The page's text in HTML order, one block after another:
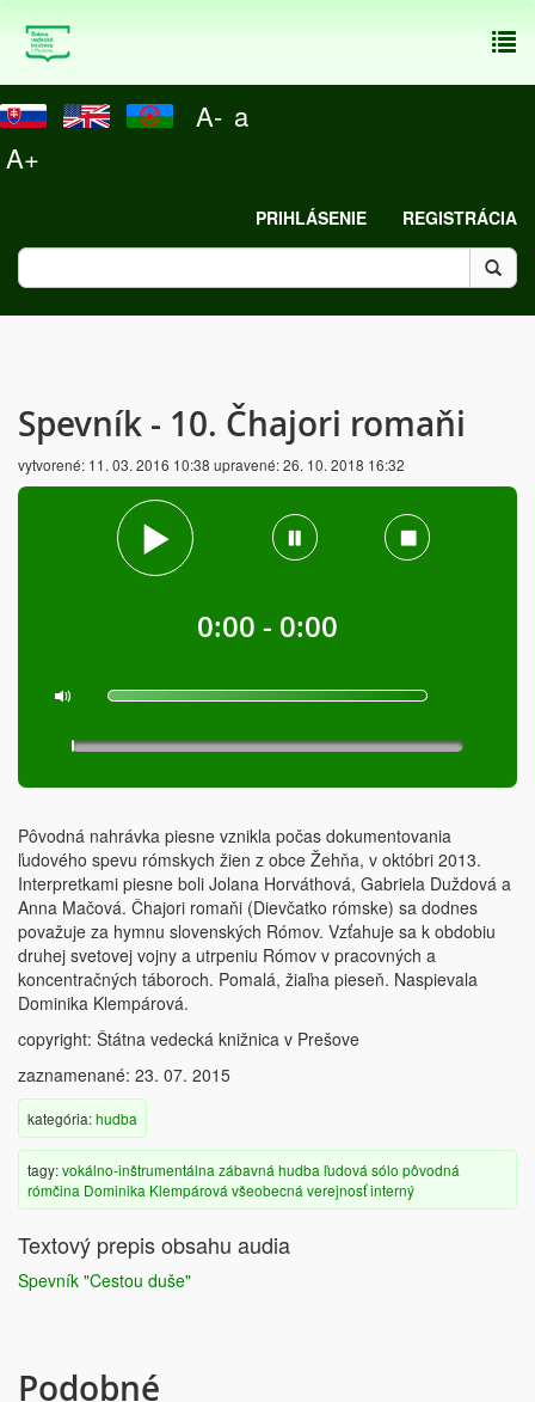
A- a
A+
PRIHLÁSENIE REGISTRÁCIA
Spevník - 10. Čhajori romaňi
vytvorené: 11. 03. 2016 10:38 upravené:26. 10. 2018 16:32
0:00 - 0:00
Pôvodná nahrávka piesne vznikla počas dokumentovania
ľudového spevu rómskych žien z obce Žehňa, v októbri 2013.
Interpretkami piesne boli Jolana Horváthová, Gabriela Duždová a
Anna Mačová. Čhajori romaňi (Dievčatko rómske) sa dodnes
považuje za hymnu slovenských Rómov. Vzťahuje sa k obdobiu
druhej svetovej vojny a utrpeniu Rómov v pracovných a
koncentračných táboroch. Pomalá, žiaľna pieseň. Naspievala
Dominika Klempárová.
copyright: Štátna vedecká knižnica v Prešove
zaznamenané: 23. 07. 2015
kategória:hudba
tagy:vokálno-inštrumentálna zábavná hudba ľudová sólo pôvodná
rómčina Dominika Klempárová všeobecná verejnosťinterný
Textový prepis obsahu audia
Spevník "Cestou duše"
Podobné